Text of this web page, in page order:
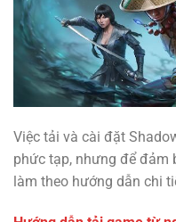
Việc tải và cài đặt
phức tạp, nhưng để đảm
làm theo hướng dẫn chi